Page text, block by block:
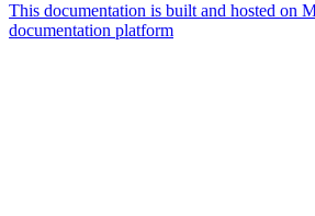
This documentation is built and hosted on
documentation platform